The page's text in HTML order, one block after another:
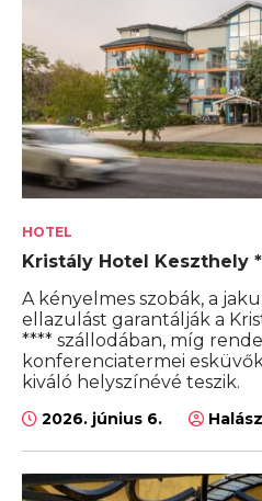
HOTEL
Kristály Hotel Keszthely
A kényelmes szobák, a
ellazulást garantálják a
**** szállodában, míg
konferenciatermei
kiváló helyszínévé teszik.
2026. június 6.